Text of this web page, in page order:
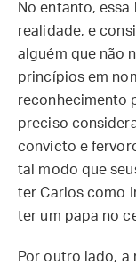
No entanto,
realidade, e
alguém que não
princípios em
reconhecimento
preciso
convicto e
tal modo que
ter Carlos como
ter um papa no
Por outro lado, a